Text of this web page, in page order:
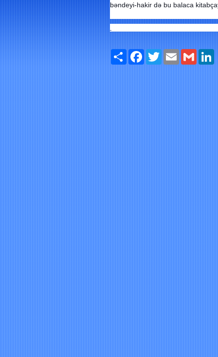
bəndeyi-hakir də bu balaca
Paylaş Facebook Twitter Email Gmail